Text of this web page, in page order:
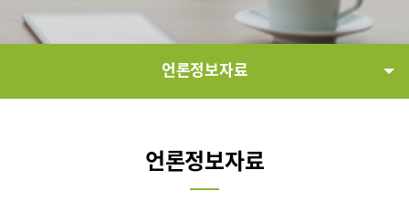
언론정보자료
언론정보자료
언론정보자료